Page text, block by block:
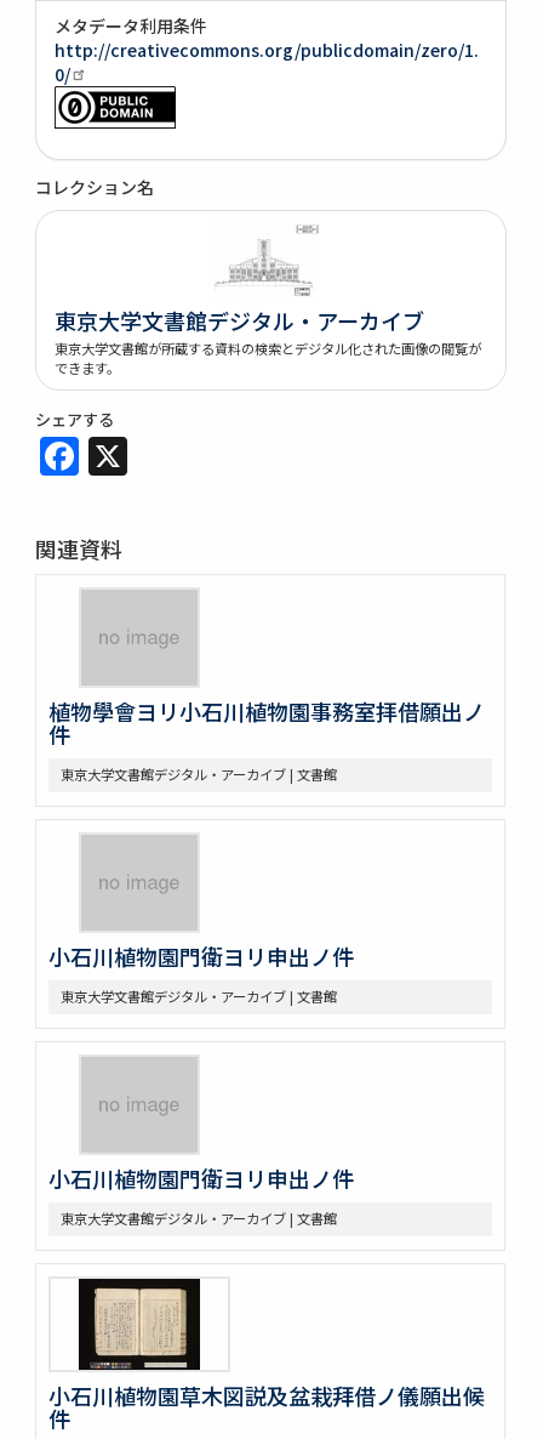
メタデータ利用条件
http://creativecommons.org/publicdomain/zero/1.
0/
コレクション名
東京大学文書館デジタル・アーカイブ
東京大学文書館が所蔵する資料の検索とデジタル化された画像の閲覧が
できます。
シェアする
Facebook
関連資料
植物學會ヨリ小石川植物園事務室拝借願出ノ
件
東京大学文書館デジタル・アーカイブ | 文書館
小石川植物園門衛ヨリ申出ノ件
東京大学文書館デジタル・アーカイブ | 文書館
小石川植物園門衛ヨリ申出ノ件
東京大学文書館デジタル・アーカイブ | 文書館
小石川植物園草木図説及盆栽拜借ノ儀願出候
件